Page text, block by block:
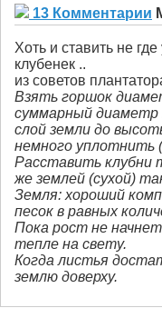
13 Комментарии
Хоть и ставить не
клубенек ..
из советов
Взять горшок
суммарный диаметр
слой земли до
немного уплотнить
Расставить клубни
же землей (сухой)
Земля: хороший
песок в равных
Пока рост не
тепле на свету.
Когда листья
землю доверху.